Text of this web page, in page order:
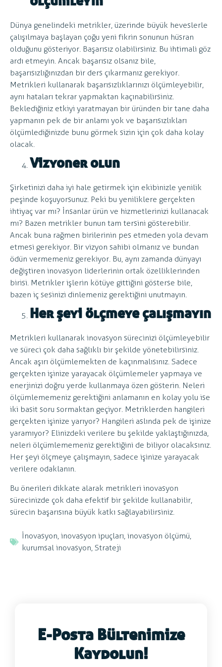
ölçümleyin
Dünya genelindeki metrikler, üzerinde büyük heveslerle
çalışılmaya başlayan çoğu yeni fikrin sonunun hüsran
olduğunu gösteriyor. Başarısız olabilirsiniz. Bu ihtimali göz
ardı etmeyin. Ancak başarısız olsanız bile,
başarısızlığınızdan bir ders çıkarmanız gerekiyor.
Metrikleri kullanarak başarısızlıklarınızı ölçümleyebilir,
aynı hataları tekrar yapmaktan kaçınabilirsiniz.
Beklediğiniz etkiyi yaratmayan bir üründen bir tane daha
yapmanın pek de bir anlamı yok ve başarısızlıkları
ölçümlediğinizde bunu görmek sizin için çok daha kolay
olacak.
Vizyoner olun
Şirketinizi daha iyi hale getirmek için ekibinizle yenilik
peşinde koşuyorsunuz. Peki bu yeniliklere gerçekten
ihtiyaç var mı? İnsanlar ürün ve hizmetlerinizi kullanacak
mı? Bazen metrikler bunun tam tersini gösterebilir.
Ancak buna rağmen birilerinin pes etmeden yola devam
etmesi gerekiyor. Bir vizyon sahibi olmanız ve bundan
ödün vermemeniz gerekiyor. Bu, aynı zamanda dünyayı
değiştiren inovasyon liderlerinin ortak özelliklerinden
birisi. Metrikler işlerin kötüye gittiğini gösterse bile,
bazen iç sesinizi dinlemeniz gerektiğini unutmayın.
Her şeyi ölçmeye çalışmayın
Metrikleri kullanarak inovasyon sürecinizi ölçümleyebilir
ve süreci çok daha sağlıklı bir şekilde yönetebilirsiniz.
Ancak aşırı ölçümlemekten de kaçınmalısınız. Sadece
gerçekten işinize yarayacak ölçümlemeler yapmaya ve
enerjinizi doğru yerde kullanmaya özen gösterin. Neleri
ölçümlememeniz gerektiğini anlamanın en kolay yolu ise
iki basit soru sormaktan geçiyor. Metriklerden hangileri
gerçekten işinize yarıyor? Hangileri aslında pek de işinize
yaramıyor? Elinizdeki verilere bu şekilde yaklaştığınızda,
neleri ölçümlememeniz gerektiğini de biliyor olacaksınız.
Her şeyi ölçmeye çalışmayın, sadece işinize yarayacak
verilere odaklanın.
Bu önerileri dikkate alarak metrikleri inovasyon
sürecinizde çok daha efektif bir şekilde kullanabilir,
sürecin başarısına büyük katkı sağlayabilirsiniz.
İnovasyon, inovasyon ipuçları, inovasyon ölçümü,
kurumsal inovasyon, Strateji
E-Posta Bültenimize
Kaydolun!